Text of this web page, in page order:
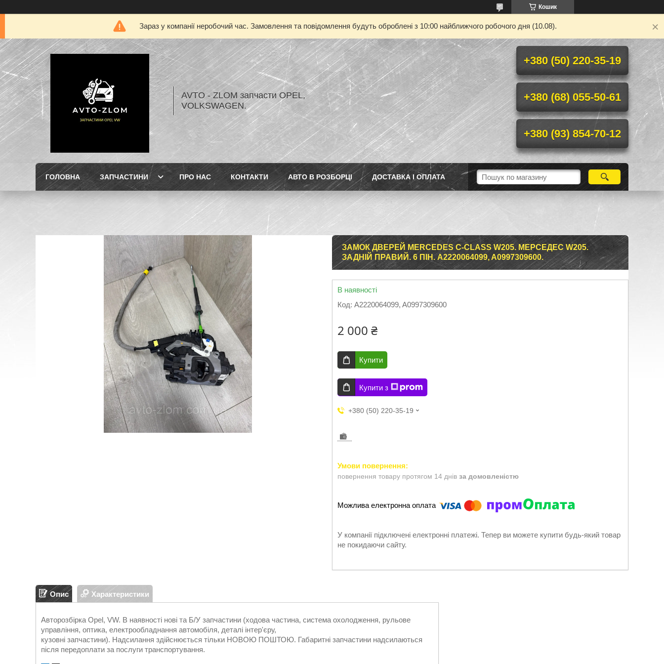
Кошик
Зараз у компанії неробочий час. Замовлення та повідомлення будуть оброблені з 10:00 найближчого робочого дня (10.08).
AVTO - ZLOM запчасти OPEL,
VOLKSWAGEN.
+380 (50) 220-35-19
+380 (68) 055-50-61
+380 (93) 854-70-12
ГОЛОВНА ЗАПЧАСТИНИ ПРО НАС КОНТАКТИ АВТО В РОЗБОРЦІ ДОСТАВКА І ОПЛАТА
ЗАМОК ДВЕРЕЙ MERCEDES C-CLASS W205. МЕРСЕДЕС W205.
ЗАДНІЙ ПРАВИЙ. 6 ПІН. A2220064099, A0997309600.
В наявності
Код: A2220064099, A0997309600
2 000 ₴
Купити
Купити з
+380 (50) 220-35-19
повернення товару протягом 14 днів за домовленістю
У компанії підключені електронні платежі. Тепер ви можете купити будь-який товар
не покидаючи сайту.
Опис Характеристики
Авторозбірка Opel, VW. В наявності нові та Б/У запчастини (ходова частина, система охолодження, рульове
управління, оптика, електрообладнання автомобіля, деталі інтер'єру,
кузовні запчастини). Надсилання здійснюється тільки НОВОЮ ПОШТОЮ. Габаритні запчастини надсилаються
після передоплати за послуги транспортування.